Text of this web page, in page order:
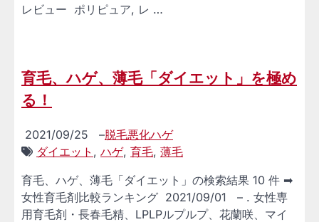
レビュー ポリピュア, レ …
育毛、ハゲ、薄毛「ダイエット」を極め
る！
2021/09/25 –脱毛悪化ハゲ
ダイエット , ハゲ, 育毛, 薄毛
育毛、ハゲ、薄毛「ダイエット」の検索結果 10 件 ➡
女性育毛剤比較ランキング 2021/09/01 – . 女性専
用育毛剤・長春毛精、LPLPルプルプ、花蘭咲、マイ